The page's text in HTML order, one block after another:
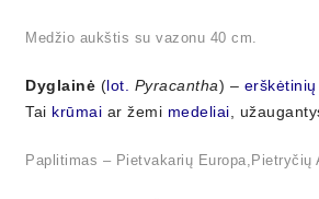
Medžio aukštis su vazonu 40 cm.
Dyglainė (lot. Pyracantha) – erškėtinių
Tai krūmai ar žemi medeliai ,
Paplitimas – Pietvakarių Europa,Pietryčių